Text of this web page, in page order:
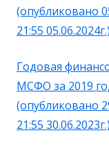
(опубликовано
21:55 05.06.2024г.)
Годовая
МСФО за 2019
(опубликовано
21:55 30.06.2023г.)